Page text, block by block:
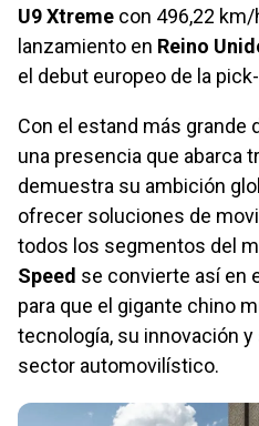
U9 Xtreme con 496,22 km/
lanzamiento en Reino
el debut europeo de la
Con el estand más grande
una presencia que abarca
demuestra su ambición
ofrecer soluciones de
todos los segmentos del
Speed se convierte así en
para que el gigante chino
tecnología, su innovación
sector automovilístico.